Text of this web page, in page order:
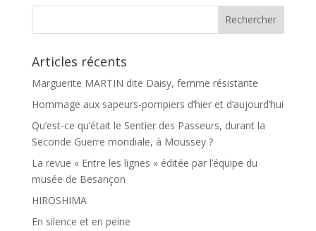
o e
Articles récents
Marguerite MARTIN dite Daisy, femme résistante
Hommage aux sapeurs-pompiers d’hier et d’aujourd’hui
Qu’est-ce qu’était le Sentier des Passeurs, durant la
Seconde Guerre mondiale, à Moussey ?
La revue « Entre les lignes » éditée par l’équipe du
musée de Besançon
HIROSHIMA
En silence et en peine